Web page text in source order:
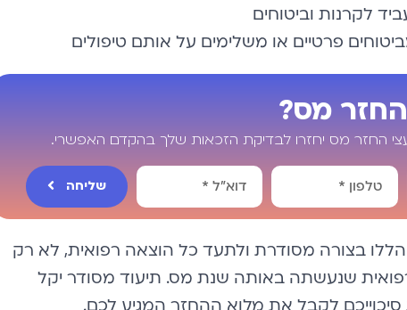
פרטיים או משלימים על אותם טיפולים
מס?
החזר מס יחזרו לבדיקת הזכאות שלך בהקדם האפשרי.
שליחה
בצורה מסודרת ולתעד כל הוצאה רפואית, לא רק
שנעשתה באותה שנת מס. תיעוד מסודר יקל